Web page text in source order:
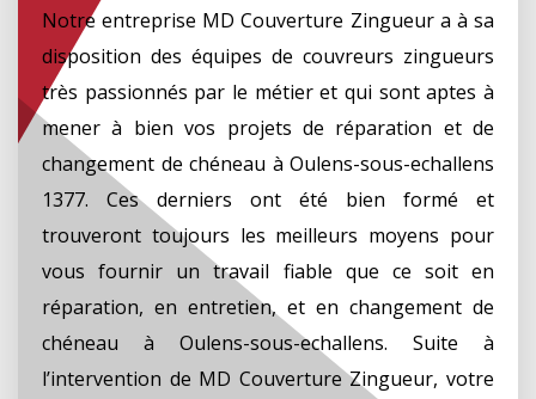
Notre entreprise MD Couverture Zingueur a à sa
disposition des équipes de couvreurs zingueurs
très passionnés par le métier et qui sont aptes à
mener à bien vos projets de réparation et de
changement de chéneau à Oulens-sous-echallens
1377. Ces derniers ont été bien formé et
trouveront toujours les meilleurs moyens pour
vous fournir un travail fiable que ce soit en
réparation, en entretien, et en changement de
chéneau à Oulens-sous-echallens. Suite à
l’intervention de MD Couverture Zingueur, votre